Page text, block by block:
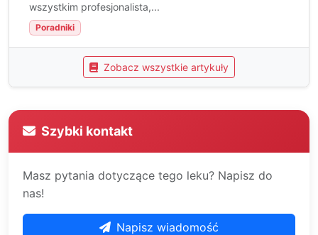
wszystkim profesjonalista,...
Poradniki
Zobacz wszystkie artykuły
Szybki kontakt
Masz pytania dotyczące tego leku? Napisz do
nas!
Napisz wiadomość